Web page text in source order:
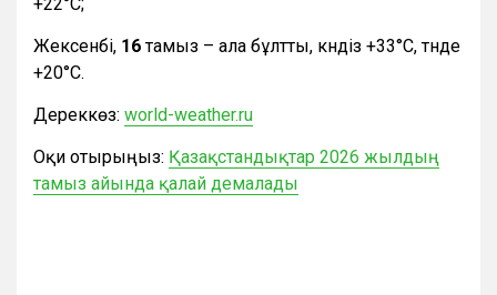
Жексенбі, 16тамыз – ала бұлтты, күндіз +33°С, түнде
+20°С.
Дереккөз: world-weather.ru
Оқи отырыңыз: Қазақстандықтар 2026 жылдың
тамыз айында қалай демалады